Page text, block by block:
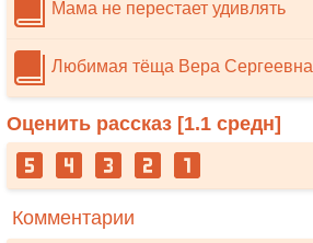
Мама не перестает удивлять
Любимая тёща Вера Сергеевна
Оценить рассказ [1.1 средн]
Комментарии